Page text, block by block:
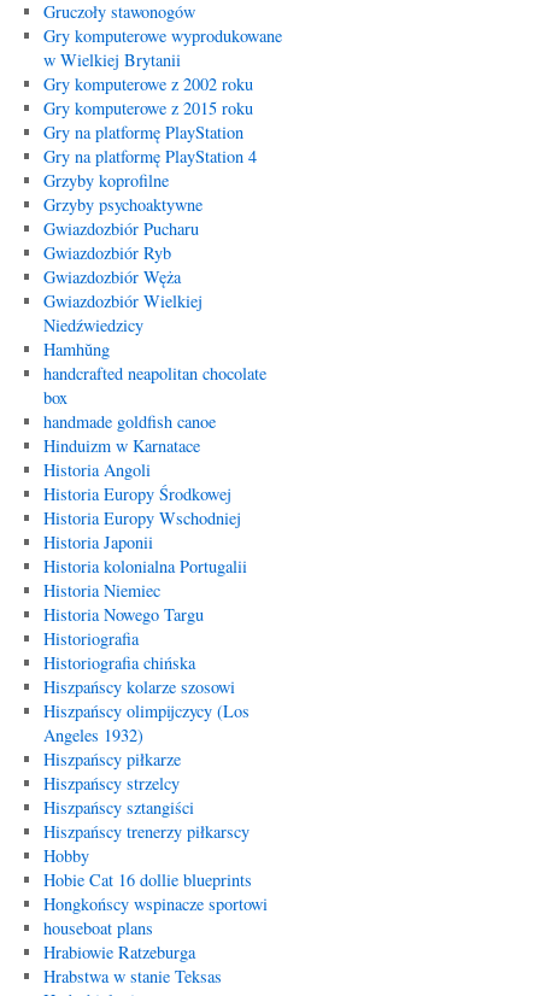
Gruczoły stawonogów
Gry komputerowe wyprodukowane
w Wielkiej Brytanii
Gry komputerowe z 2002 roku
Gry komputerowe z 2015 roku
Gry na platformę PlayStation
Gry na platformę PlayStation 4
Grzyby koprofilne
Grzyby psychoaktywne
Gwiazdozbiór Pucharu
Gwiazdozbiór Ryb
Gwiazdozbiór Węża
Gwiazdozbiór Wielkiej
Niedźwiedzicy
Hamhŭng
handcrafted neapolitan chocolate
box
handmade goldfish canoe
Hinduizm w Karnatace
Historia Angoli
Historia Europy Środkowej
Historia Europy Wschodniej
Historia Japonii
Historia kolonialna Portugalii
Historia Niemiec
Historia Nowego Targu
Historiografia
Historiografia chińska
Hiszpańscy kolarze szosowi
Hiszpańscy olimpijczycy (Los
Angeles 1932)
Hiszpańscy piłkarze
Hiszpańscy strzelcy
Hiszpańscy sztangiści
Hiszpańscy trenerzy piłkarscy
Hobby
Hobie Cat 16 dollie blueprints
Hongkońscy wspinacze sportowi
houseboat plans
Hrabiowie Ratzeburga
Hrabstwa w stanie Teksas